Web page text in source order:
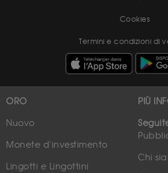
Cookies
Termini e condizioni di
ORO
Nuovo
Monete d'investimento
Lingotti e Lingottini
PIÙ
Chi